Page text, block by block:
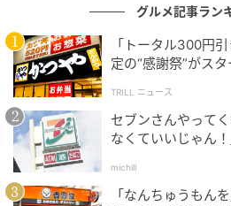
「くさタイプ」の歴代パートナ
ネ・チコリータ・キモリ・ナエ
リマロン・モクロー・サルノリ
た、緑色のパッケージが目印の
生地にアオサを練り込み、風味
られた「ベビースタードデカイ
グルメ記事ラン
「トータル300円
定の“感謝祭”がス
TRILL ニュース
セブンさんやって
なくていいじゃん
michill
「なんちゅうもん